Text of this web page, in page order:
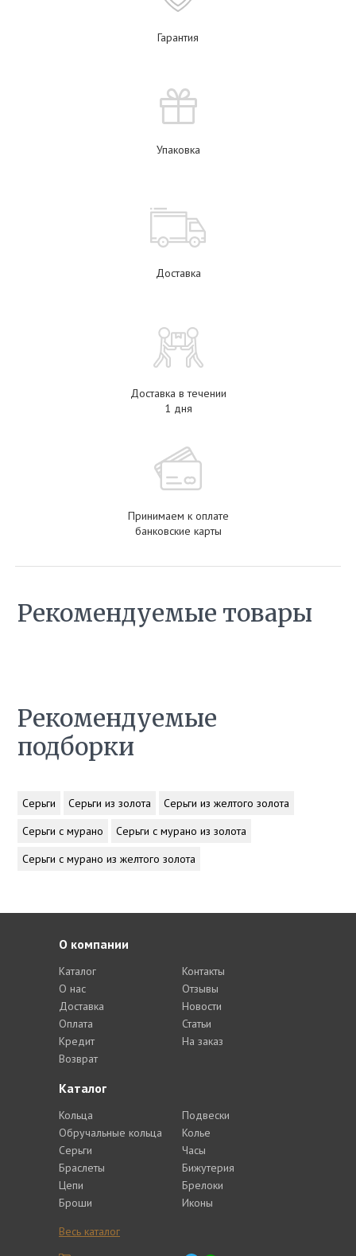
Гарантия
Упаковка
Доставка
Доставка в течении
1 дня
Принимаем к оплате
банковские карты
Рекомендуемые товары
Рекомендуемые
подборки
Серьги Серьги из золота
Серьги из желтого золота
Серьги с мурано
Серьги с мурано из золота
Серьги с мурано из желтого золота
Каталог
Кольца
Обручальные кольца
Серьги
Браслеты
Цепи
Броши
Подвески
Колье
Часы
Бижутерия
Брелоки
Иконы
Весь каталог
О компании
Каталог
О нас
Доставка
Оплата
Кредит
Возврат
Контакты
Отзывы
Новости
Статьи
На заказ